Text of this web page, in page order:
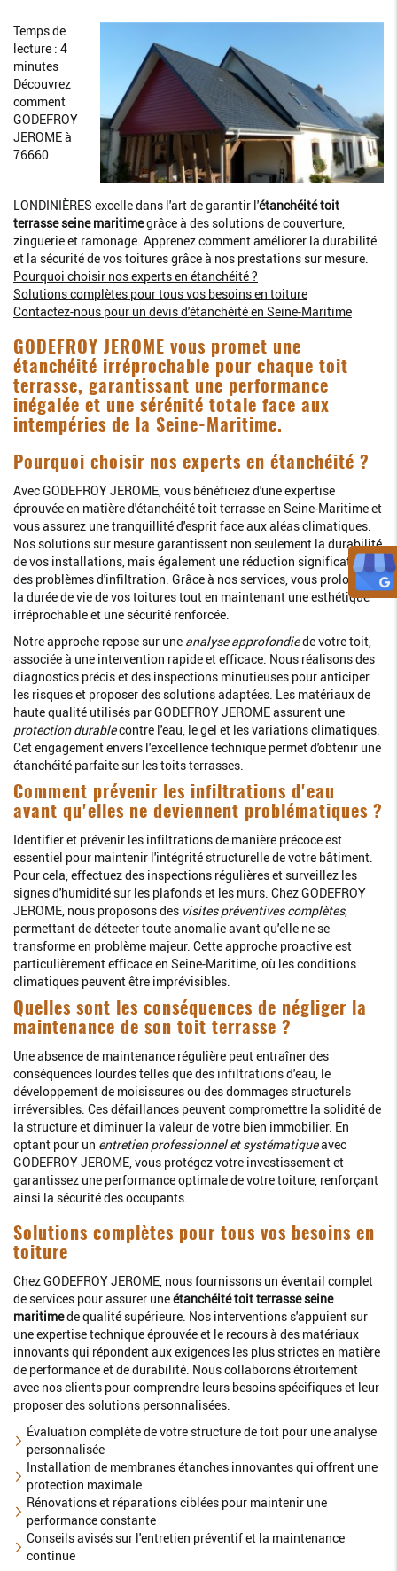
Temps de
lecture : 4
minutes
Découvrez
comment
GODEFROY
JEROME à
76660
LONDINIÈRES excelle dans l'art de garantir l'étanchéité toit
terrasse seine maritimegrâce à des solutions de couverture,
zinguerie et ramonage. Apprenez comment améliorer la durabilité
et la sécurité de vos toitures grâce à nos prestations sur mesure.
Pourquoi choisir nos experts en étanchéité ?
Solutions complètes pour tous vos besoins en toiture
Contactez-nous pour un devis d'étanchéité en Seine-Maritime
GODEFROY JEROME vous promet une
étanchéité irréprochable pour chaque toit
terrasse, garantissant une performance
inégalée et une sérénité totale face aux
intempéries de la Seine-Maritime.
Pourquoi choisir nos experts en étanchéité ?
Avec GODEFROY JEROME, vous bénéficiez d'une expertise
éprouvée en matière d'étanchéité toit terrasse en Seine-Maritime et
vous assurez une tranquillité d'esprit face aux aléas climatiques.
Nos solutions sur mesure garantissent non seulement la durabilité
de vos installations, mais également une réduction significative
des problèmes d'infiltration. Grâce à nos services, vous prolongez
la durée de vie de vos toitures tout en maintenant une esthétique
irréprochable et une sécurité renforcée.
Notre approche repose sur une analyse approfondiede votre toit,
associée à une intervention rapide et efficace. Nous réalisons des
diagnostics précis et des inspections minutieuses pour anticiper
les risques et proposer des solutions adaptées. Les matériaux de
haute qualité utilisés par GODEFROY JEROME assurent une
protection durablecontre l'eau, le gel et les variations climatiques.
Cet engagement envers l'excellence technique permet d'obtenir une
étanchéité parfaite sur les toits terrasses.
Comment prévenir les infiltrations d'eau
avant qu'elles ne deviennent problématiques ?
Identifier et prévenir les infiltrations de manière précoce est
essentiel pour maintenir l'intégrité structurelle de votre bâtiment.
Pour cela, effectuez des inspections régulières et surveillez les
signes d'humidité sur les plafonds et les murs. Chez GODEFROY
JEROME, nous proposons des visites préventives complètes,
permettant de détecter toute anomalie avant qu'elle ne se
transforme en problème majeur. Cette approche proactive est
particulièrement efficace en Seine-Maritime, où les conditions
climatiques peuvent être imprévisibles.
Quelles sont les conséquences de négliger la
maintenance de son toit terrasse ?
Une absence de maintenance régulière peut entraîner des
conséquences lourdes telles que des infiltrations d'eau, le
développement de moisissures ou des dommages structurels
irréversibles. Ces défaillances peuvent compromettre la solidité de
la structure et diminuer la valeur de votre bien immobilier. En
optant pour un entretien professionnel et systématiqueavec
GODEFROY JEROME, vous protégez votre investissement et
garantissez une performance optimale de votre toiture, renforçant
ainsi la sécurité des occupants.
Solutions complètes pour tous vos besoins en
toiture
Chez GODEFROY JEROME, nous fournissons un éventail complet
de services pour assurer uneétanchéité toit terrasse seine
maritimede qualité supérieure. Nos interventions s'appuient sur
une expertise technique éprouvée et le recours à des matériaux
innovants qui répondent aux exigences les plus strictes en matière
de performance et de durabilité. Nous collaborons étroitement
avec nos clients pour comprendre leurs besoins spécifiques et leur
proposer des solutions personnalisées.
Évaluation complète de votre structure de toit pour une analyse
personnalisée
Installation de membranes étanches innovantes qui offrent une
protection maximale
Rénovations et réparations ciblées pour maintenir une
performance constante
Conseils avisés sur l'entretien préventif et la maintenance
continue